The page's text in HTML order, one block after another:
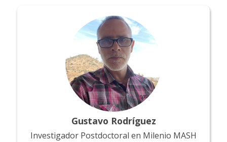
Gustavo Rodríguez
Investigador Postdoctoral en Milenio MASH